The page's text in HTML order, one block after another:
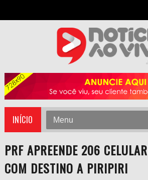
INÍCIO
PRF APREENDE 206
COM DESTINO A PIRIPIRI